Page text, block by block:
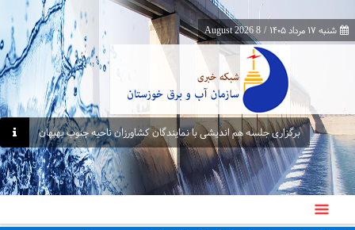
شنبه ۱۷ مرداد ۱۴۰۵ /
8 August 2026
برگزاری جلسه هم اندیشی با نمایندگان کشاورزان ناحیه جنوب بهبهان